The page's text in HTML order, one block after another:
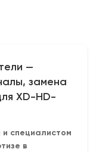
—
замена
XD-HD-
специалистом
в